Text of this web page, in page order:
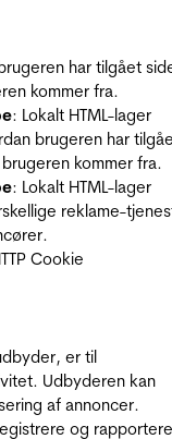
har tilgået
kommer fra.
: Lokalt HTML-lager
brugeren har
kommer fra.
: Lokalt HTML-lager
reklame-
Cookie
er til
Udbyderen kan
af annoncer.
og